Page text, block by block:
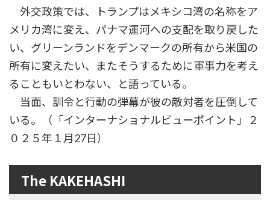
外交政策では、トランプはメキシコ湾の名称をア
メリカ湾に変え、パナマ運河への支配を取り戻した
い、グリーンランドをデンマークの所有から米国の
所有に変えたい、またそうするために軍事力を考え
ることもいとわない、と語っている。
当面、訓令と行動の弾幕が彼の敵対者を圧倒して
いる。（「インターナショナルビューポイント」２
０２５年１月27日）
The KAKEHASHI